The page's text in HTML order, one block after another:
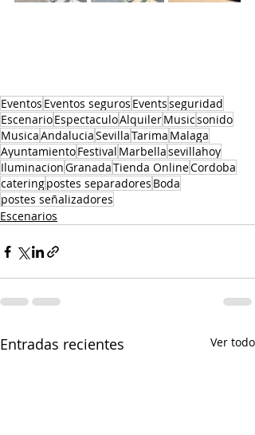
Eventos Eventos seguros Eventsseguridad
EscenarioEspectaculoAlquilerMusicsonido
MusicaAndaluciaSevillaTarima Malaga
AyuntamientoFestival Marbellasevillahoy
IluminacionGranadaTienda OnlineCordoba
cateringpostes separadores Boda
postes señalizadores
Escenarios
Entradas recientes Ver todo